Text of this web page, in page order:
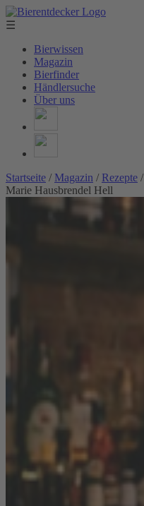
☰
Bierwissen
Magazin
Bierfinder
Händlersuche
Über uns
Startseite / Magazin / Rezepte /
Marie Hausbrendel Hell